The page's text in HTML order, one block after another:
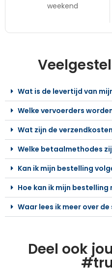
weekend
Wat is de levertijd van
Welke vervoerders
Wat zijn de
Welke betaalmethodes
Kan ik mijn bestelling
Hoe kan ik mijn bestelling
Waar lees ik meer over
Deel ook